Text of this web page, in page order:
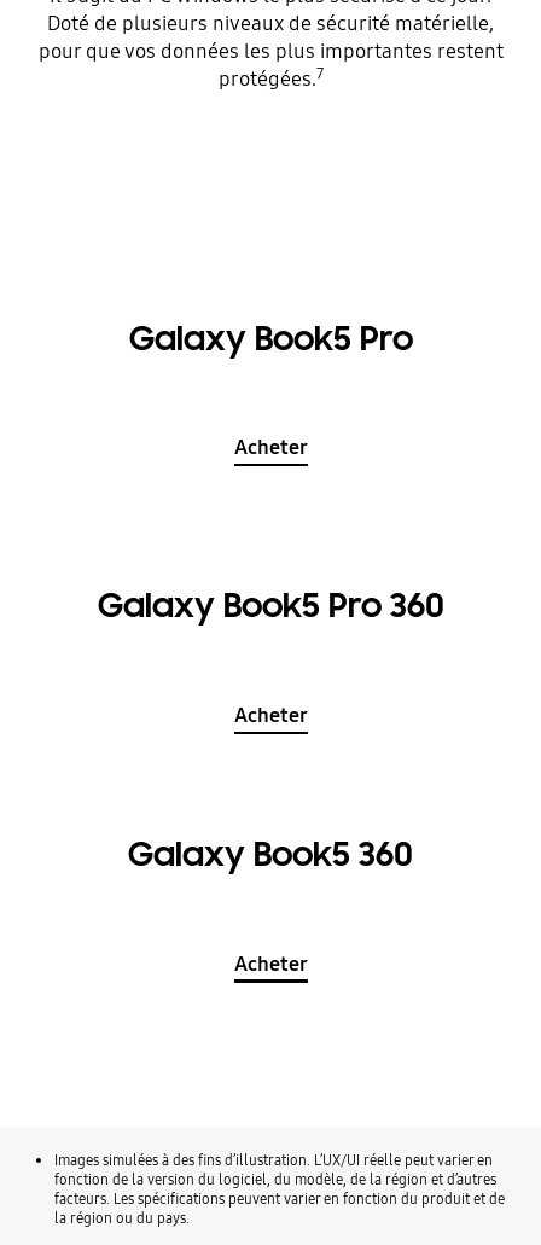
Doté de plusieurs niveaux de sécurité matérielle,
pour que vos données les plus importantes restent
protégées.7
Galaxy Book5 Pro
Acheter
Galaxy Book5 Pro 360
Acheter
Galaxy Book5 360
Acheter
Images simulées à des fins d’illustration. L’UX/UI réelle peut varier en
fonction de la version du logiciel, du modèle, de la région et d’autres
facteurs. Les spécifications peuvent varier en fonction du produit et de
la région ou du pays.